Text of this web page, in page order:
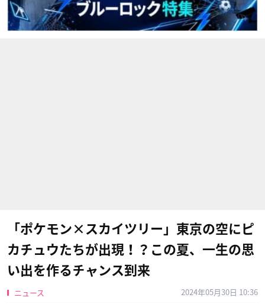
「ポケモン×スカイツリー」東京の空にピ
カチュウたちが出現！？この夏、一生の思
い出を作るチャンス到来
ニュース 2024年05月30日 10:36